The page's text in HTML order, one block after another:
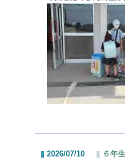
2026/07/10 ６年